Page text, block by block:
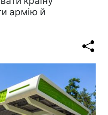
армію й